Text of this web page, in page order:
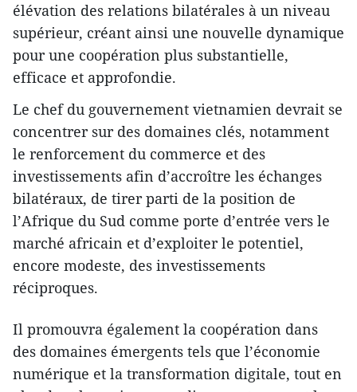
élévation des relations bilatérales à un niveau
supérieur, créant ainsi une nouvelle dynamique
pour une coopération plus substantielle,
efficace et approfondie.
Le chef du gouvernement vietnamien devrait se
concentrer sur des domaines clés, notamment
le renforcement du commerce et des
investissements afin d’accroître les échanges
bilatéraux, de tirer parti de la position de
l’Afrique du Sud comme porte d’entrée vers le
marché africain et d’exploiter le potentiel,
encore modeste, des investissements
réciproques.
Il promouvra également la coopération dans
des domaines émergents tels que l’économie
numérique et la transformation digitale, tout en